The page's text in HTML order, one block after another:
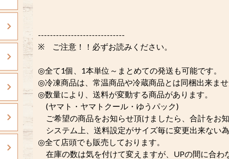
-----------------------------
※ ご注意！！必ずお読みください。
◎全て1個、1本単位～まとめての発送も可能です。
◎冷凍商品は、常温商品や冷蔵商品とは同梱出来ませ
◎数量により、送料が変動する商品があります。
(ヤマト・ヤマトクール・ゆうパック)
ご希望の商品をお知らせ頂けましたら、合計をお知
システム上、送料設定がサイズ毎に変更出来ない
◎全て店頭でも販売しております。
在庫の数は気を付けて変えますが、UPの間に合わ